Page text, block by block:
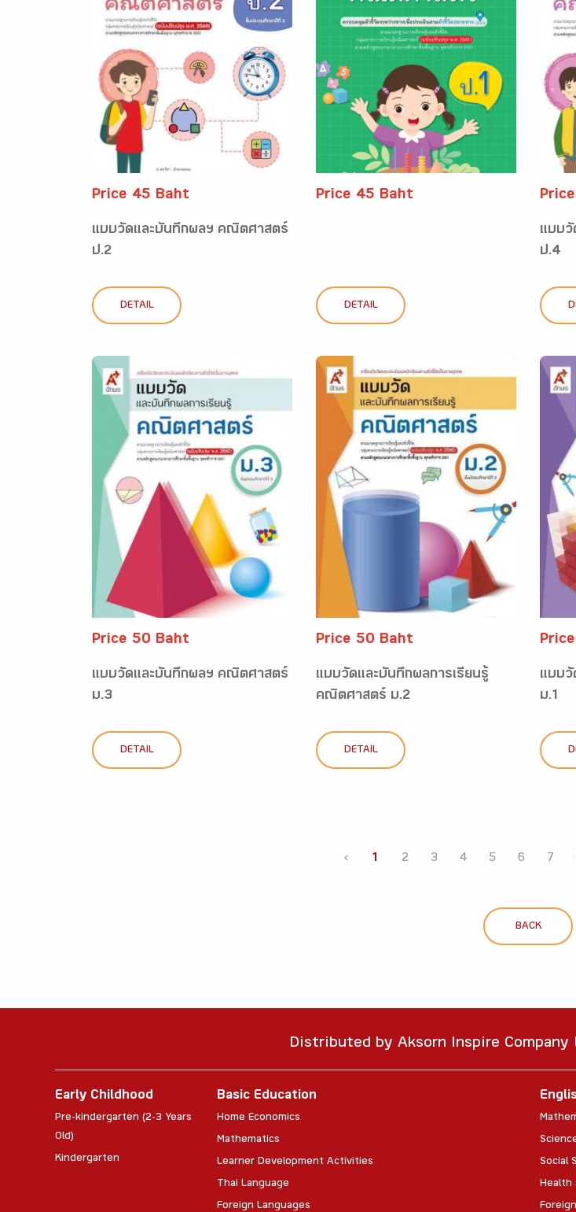
Price 45 Baht
แบบวัดและบันทึกผลฯ คณิตศาสตร์
ป.2
DETAIL
Price 45 Baht
DETAIL
แบบ
ป.4
Price 50 Baht
แบบวัดและบันทึกผลฯ คณิตศาสตร์
ม.3
DETAIL
Price 50 Baht
แบบวัดและบันทึกผลการเรียนรู้
คณิตศาสตร์ ม.2
DETAIL
แบบ
ม.1
‹ 1 2 3 4 5 6 7
BACK
Distributed by Aksorn Inspire
Early Childhood
Pre-kindergarten (2-3 Years
Old)
Kindergarten
Basic Education
Home Economics
Mathematics
Learner Development Activities
Thai Language
Foreign Languages
Social
Health